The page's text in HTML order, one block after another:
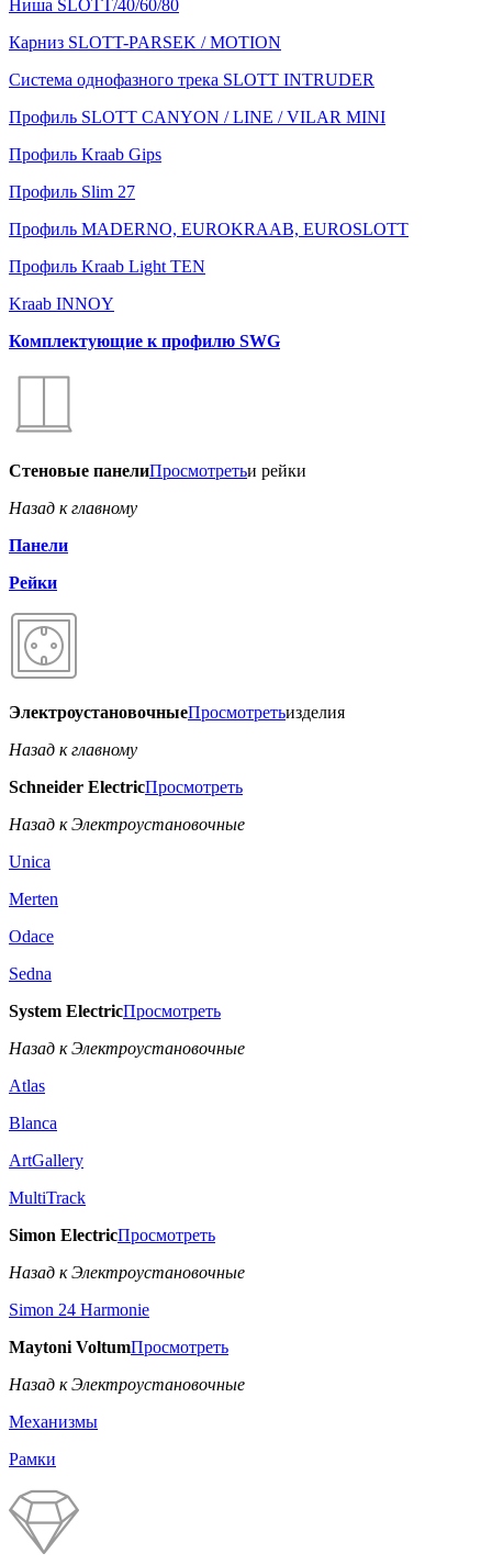
Ниша SLOTT/40/60/80
Карниз SLOTT-PARSEK / MOTION
Система однофазного трека SLOTT INTRUDER
Профиль SLOTT CANYON / LINE / VILAR MINI
Профиль Kraab Gips
Профиль Slim 27
Профиль MADERNO, EUROKRAAB, EUROSLOTT
Профиль Kraab Light TEN
Kraab INNOY
Комплектующие к профилю SWG
Стеновые панелиПросмотретьи рейки
Назад к главному
Панели
Рейки
ЭлектроустановочныеПросмотретьизделия
Назад к главному
Schneider ElectricПросмотреть
Назад к Электроустановочные
Unica
Merten
Odace
Sedna
System ElectricПросмотреть
Назад к Электроустановочные
Atlas
Blanca
ArtGallery
MultiTrack
Simon ElectricПросмотреть
Назад к Электроустановочные
Simon 24 Harmonie
Maytoni VoltumПросмотреть
Назад к Электроустановочные
Механизмы
Рамки